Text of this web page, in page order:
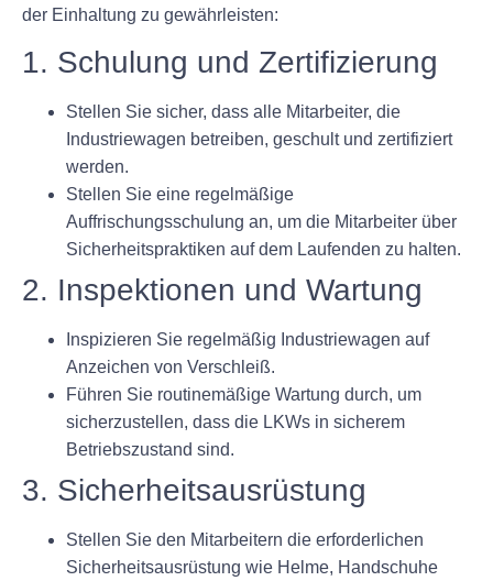
der Einhaltung zu gewährleisten:
1. Schulung und Zertifizierung
Stellen Sie sicher, dass alle Mitarbeiter, die
Industriewagen betreiben, geschult und zertifiziert
werden.
Stellen Sie eine regelmäßige
Auffrischungsschulung an, um die Mitarbeiter über
Sicherheitspraktiken auf dem Laufenden zu halten.
2. Inspektionen und Wartung
Inspizieren Sie regelmäßig Industriewagen auf
Anzeichen von Verschleiß.
Führen Sie routinemäßige Wartung durch, um
sicherzustellen, dass die LKWs in sicherem
Betriebszustand sind.
3. Sicherheitsausrüstung
Stellen Sie den Mitarbeitern die erforderlichen
Sicherheitsausrüstung wie Helme, Handschuhe